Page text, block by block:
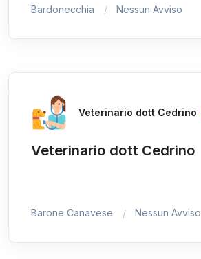
Bardonecchia Nessun Avviso
Veterinario dott Cedrino
Veterinario dott Cedrino
Barone Canavese Nessun Avviso